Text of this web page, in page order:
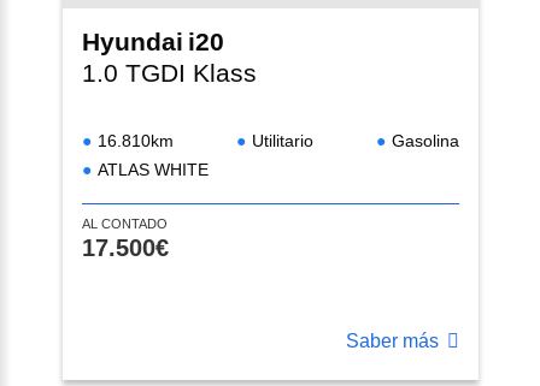
Hyundai i20
1.0 TGDI Klass
16.810km Utilitario
Gasolina
ATLAS WHITE
AL CONTADO
17.500€
Saber más